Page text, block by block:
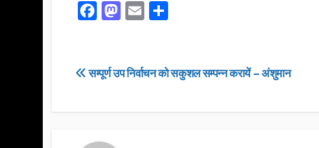
F
e
b
M
o
E
e
Post
सम्पूर्ण उप निर्वाचन को सकुशल सम्पन्न करायें – अंशुमान